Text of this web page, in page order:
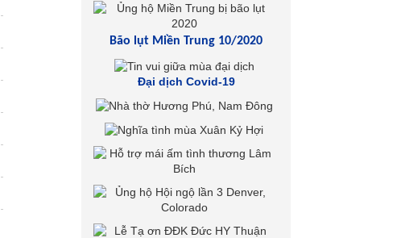
Bão lụt Miền Trung 10/2020
Đại dịch Covid-19